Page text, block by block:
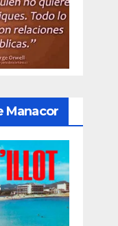
Manacor